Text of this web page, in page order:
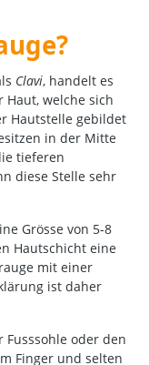
Clavi, handelt es
welche sich
Hautstelle gebildet
in der Mitte
tieferen
diese Stelle sehr
Grösse von 5-8
Hautschicht eine
mit einer
ist daher
oder den
Finger und selten